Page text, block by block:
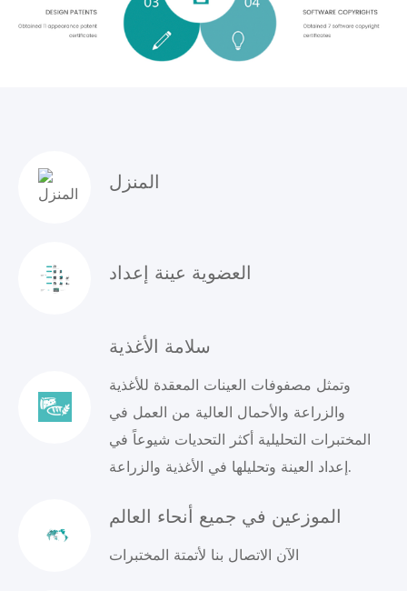
المنزل
العضوية عينة إعداد
سلامة الأغذية
وتمثل مصفوفات العينات المعقدة للأغذية
والزراعة والأحمال العالية من العمل في
المختبرات التحليلية أكثر التحديات شيوعاً في
إعداد العينة وتحليلها في الأغذية والزراعة.
الموزعين في جميع أنحاء العالم
الآن الاتصال بنا لأتمتة المختبرات